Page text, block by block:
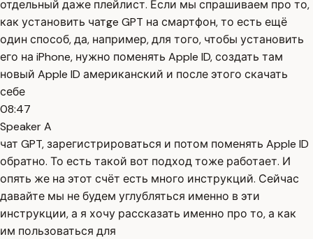
отдельный даже плейлист. Если мы спрашиваем про то,
как установить чатge GPT на смартфон, то есть ещё
один способ, да, например, для того, чтобы установить
его на iPhone, нужно поменять Apple ID, создать там
новый Apple ID американский и после этого скачать
себе
08:47
Speaker A
чат GPT, зарегистрироваться и потом поменять Apple ID
обратно. То есть такой вот подход тоже работает. И
опять же на этот счёт есть много инструкций. Сейчас
давайте мы не будем углубляться именно в эти
инструкции, а я хочу рассказать именно про то, а как
им пользоваться для